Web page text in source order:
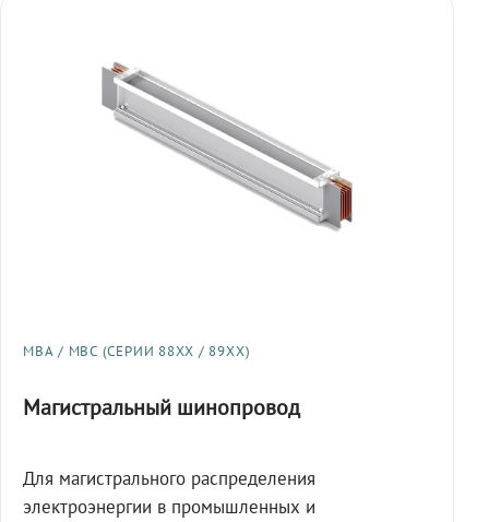
МВА / МВС (СЕРИИ 88XX / 89XX)
Магистральный шинопровод
Для магистрального распределения
электроэнергии в промышленных и